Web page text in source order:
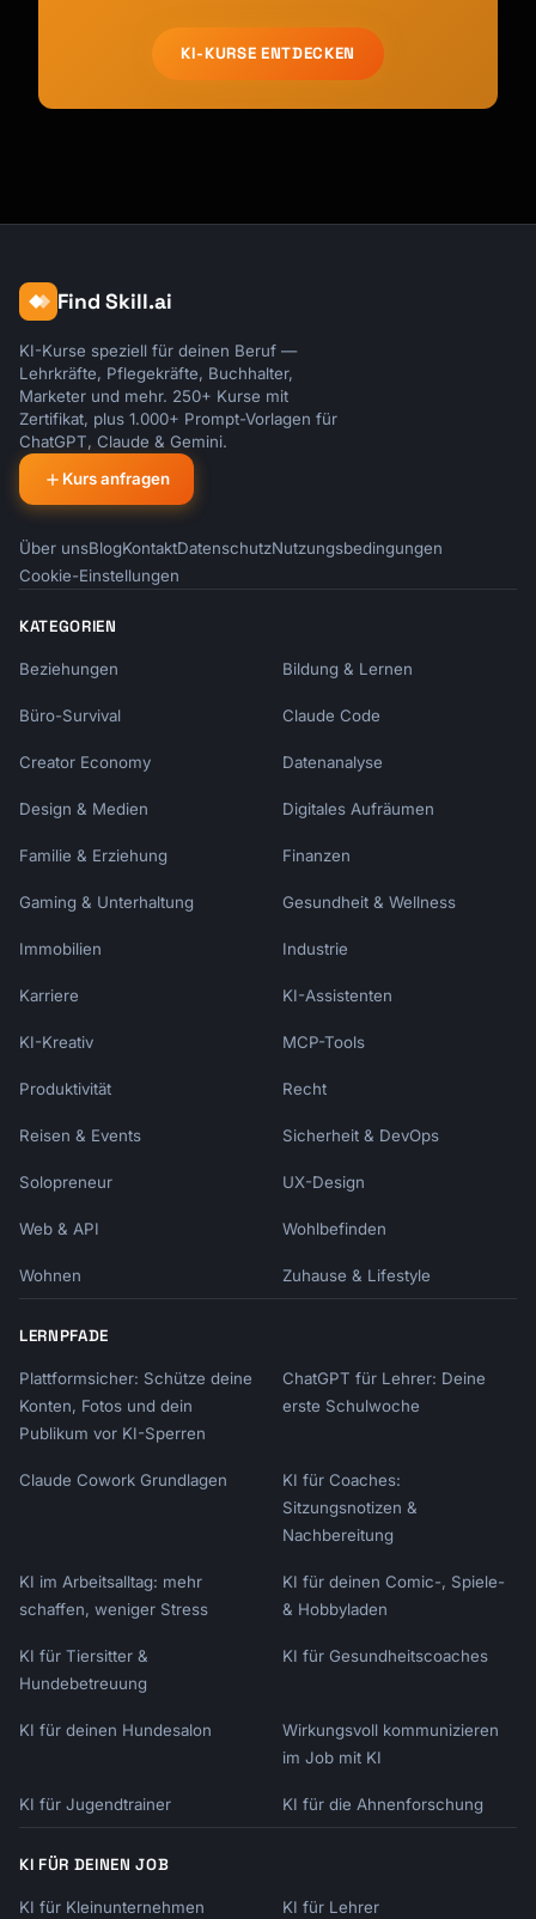
KI-KURSE ENTDECKEN
Find Skill.ai
KI-Kurse speziell für deinen Beruf —
Lehrkräfte, Pflegekräfte, Buchhalter,
Marketer und mehr. 250+ Kurse mit
Zertifikat, plus 1.000+ Prompt-Vorlagen für
ChatGPT, Claude & Gemini.
Kurs anfragen
Über unsBlogKontaktDatenschutzNutzungsbedingungen
Cookie-Einstellungen
KATEGORIEN
Beziehungen Bildung & Lernen
Büro-Survival Claude Code
Creator Economy Datenanalyse
Design & Medien Digitales Aufräumen
Familie & Erziehung Finanzen
Gaming & Unterhaltung Gesundheit & Wellness
Immobilien Industrie
Karriere KI-Assistenten
KI-Kreativ MCP-Tools
Produktivität Recht
Reisen & Events Sicherheit & DevOps
Solopreneur UX-Design
Web & API Wohlbefinden
Wohnen Zuhause & Lifestyle
LERNPFADE
Plattformsicher: Schütze deine
Konten, Fotos und dein
Publikum vor KI-Sperren
ChatGPT für Lehrer: Deine
erste Schulwoche
Claude Cowork Grundlagen
KI für Coaches:
Sitzungsnotizen &
Nachbereitung
KI im Arbeitsalltag: mehr
schaffen, weniger Stress
KI für deinen Comic-, Spiele-
& Hobbyladen
KI für Tiersitter &
Hundebetreuung
KI für Gesundheitscoaches
KI für deinen Hundesalon
Wirkungsvoll kommunizieren
im Job mit KI
KI für Jugendtrainer KI für die Ahnenforschung
KI FÜR DEINEN JOB
KI für Kleinunternehmen KI für Lehrer